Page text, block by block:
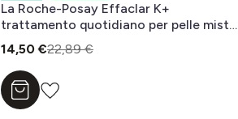
La Roche-Posay Effaclar K+
trattamento quotidiano per pelle mista,
grassa o a tendenza acneica 40 ml
14,50 €22,89 €
Aggiungi al carrello